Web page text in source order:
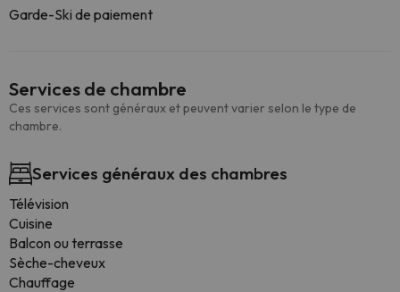
Garde-Ski de paiement
Services de chambre
Ces services sont généraux et peuvent varier selon le type de
chambre.
Services généraux des chambres
Télévision
Cuisine
Balcon ou terrasse
Sèche-cheveux
Chauffage